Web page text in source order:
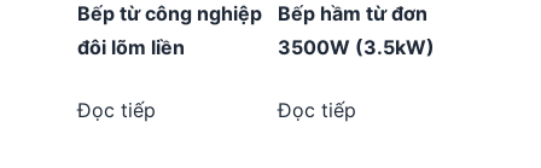
Bếp từ công nghiệp
đôi lõm liền
Đọc tiếp
Bếp hầm từ đơn
3500W (3.5kW)
Đọc tiếp